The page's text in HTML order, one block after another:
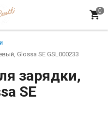
Glossa SE GSL000233
зарядки,
SE